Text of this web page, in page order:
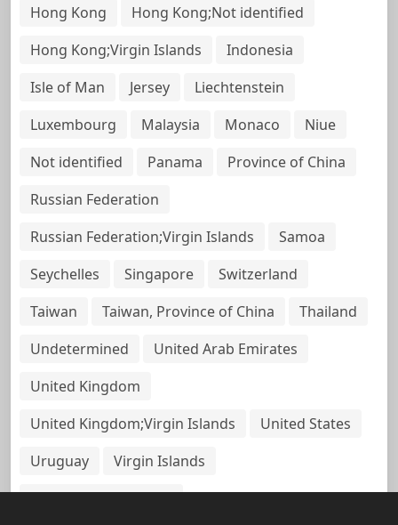
Hong Kong
Hong Kong;Not identified
Hong Kong;Virgin Islands
Indonesia
Isle of Man
Jersey
Liechtenstein
Luxembourg
Malaysia Monaco
Niue
Not identified
Panama
Province of China
Russian Federation
Russian Federation;Virgin Islands
Samoa
Seychelles
Singapore
Switzerland
Taiwan
Taiwan, Province of China
Thailand
Undetermined
United Arab Emirates
United Kingdom
United Kingdom;Virgin Islands
United States
Uruguay
Virgin Islands
Virgin Islands, British